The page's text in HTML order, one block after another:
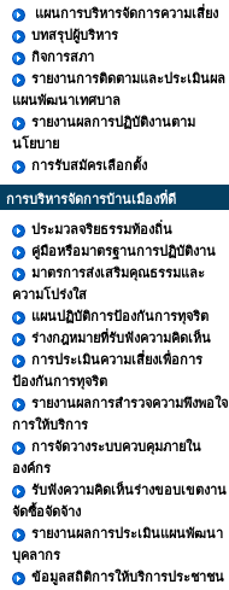
แผนการบริหารจัดการความเสี่ยง
บทสรุปผู้บริหาร
กิจการสภา
รายงานการติดตามและประเมินผล
แผนพัฒนาเทศบาล
รายงานผลการปฏิบัติงานตาม
นโยบาย
การรับสมัครเลือกตั้ง
การบริหารจัดการบ้านเมืองที่ดี
ประมวลจริยธรรมท้องถิ่น
คู่มือหรือมาตรฐานการปฏิบัติงาน
มาตรการส่งเสริมคุณธรรมและ
ความโปร่งใส
แผนปฏิบัติการป้องกันการทุจริต
ร่างกฎหมายที่รับฟังความคิดเห็น
การประเมินความเสี่ยงเพื่อการ
ป้องกันการทุจริต
รายงานผลการสำรวจความพึงพอใจ
การให้บริการ
การจัดวางระบบควบคุมภายใน
องค์กร
รับฟังความคิดเห็นร่างขอบเขตงาน
จัดซื้อจัดจ้าง
รายงานผลการประเมินแผนพัฒนา
บุคลากร
ข้อมูลสถิติการให้บริการประชาชน